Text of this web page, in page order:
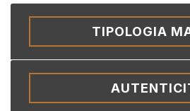
TIPOLOGIA